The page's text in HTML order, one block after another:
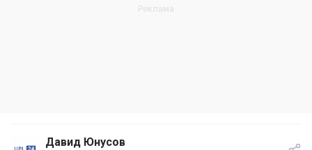
Давид Юнусов